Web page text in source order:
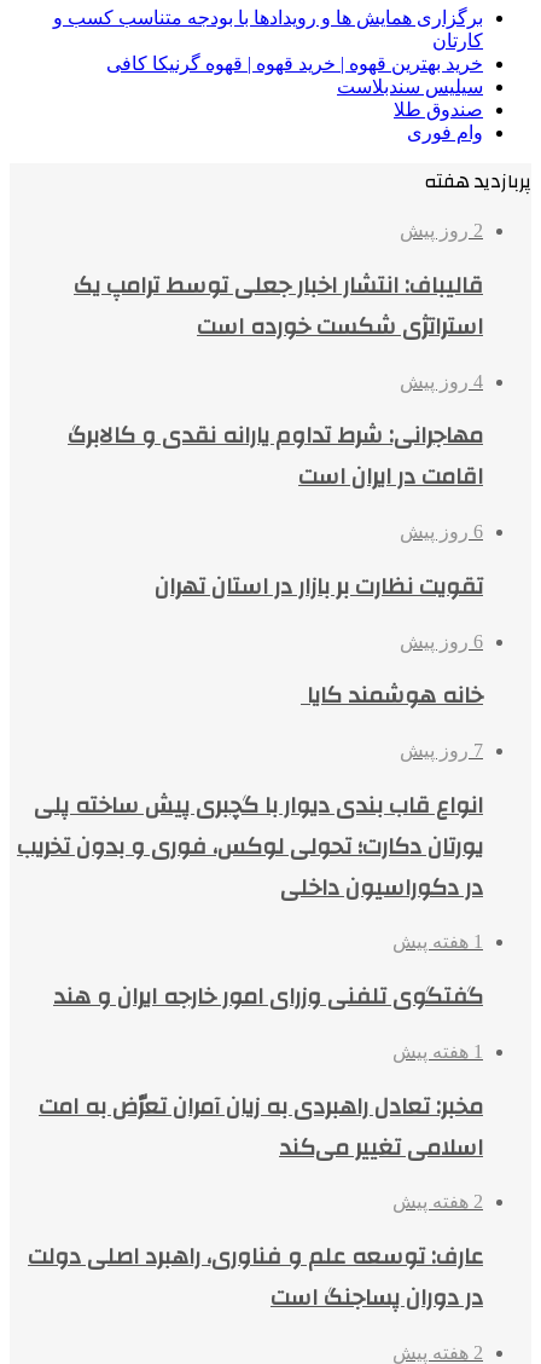
برگزاری همایش ها و رویدادها با بودجه متناسب کسب و
کارتان
خرید بهترین قهوه | خرید قهوه | قهوه گرنیکا کافی
سیلیس سندبلاست
صندوق طلا
وام فوری
پربازدید هفته
2 روز پیش
قالیباف: انتشار اخبار جعلی توسط ترامپ یک
استراتژی شکست خورده است
4 روز پیش
مهاجرانی: شرط تداوم یارانه نقدی و کالابرگ
اقامت در ایران است
6 روز پیش
تقویت نظارت بر بازار در استان تهران
6 روز پیش
خانه هوشمند کایا
7 روز پیش
انواع قاب بندی دیوار با گچبری پیش ساخته پلی
یورتان دکارت؛ تحولی لوکس، فوری و بدون تخریب
در دکوراسیون داخلی
1 هفته پیش
گفتگوی تلفنی وزرای امور خارجه ایران و هند
1 هفته پیش
مخبر: تعادل راهبردی به زیان آمران تعرّض به امت
اسلامی تغییر می‌کند
2 هفته پیش
عارف: توسعه علم و فناوری، راهبرد اصلی دولت
در دوران پساجنگ است
2 هفته پیش